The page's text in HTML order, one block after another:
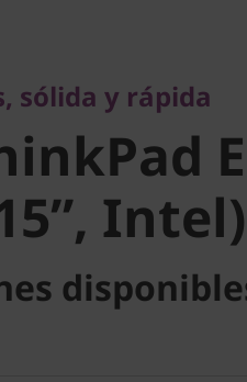
(15”,
sólida y rápida
Intel)